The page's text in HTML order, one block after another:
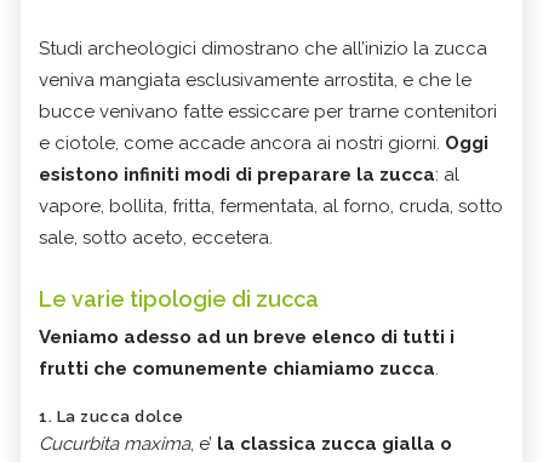
Studi archeologici dimostrano che all’inizio la zucca
veniva mangiata esclusivamente arrostita, e che le
bucce venivano fatte essiccare per trarne contenitori
e ciotole, come accade ancora ai nostri giorni. Oggi
esistono infiniti modi di preparare la zucca: al
vapore, bollita, fritta, fermentata, al forno, cruda, sotto
sale, sotto aceto, eccetera.
Le varie tipologie di zucca
Veniamo adesso ad un breve elenco di tutti i
frutti che comunemente chiamiamo zucca.
1. La zucca dolce
Cucurbita maxima, e’ la classica zucca gialla o